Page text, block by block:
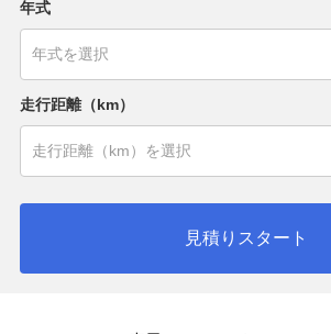
年式
走行距離（km）
見積りスタート